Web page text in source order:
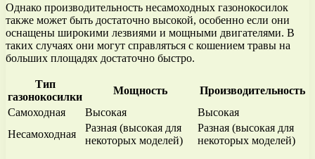
Однако производительность несамоходных газонокосилок
также может быть достаточно высокой, особенно если они
оснащены широкими лезвиями и мощными двигателями. В
таких случаях они могут справляться с кошением травы на
больших площадях достаточно быстро.
Тип
газонокосилки
Мощность
Производительность
Самоходная
Высокая
Высокая
Несамоходная
Разная (высокая для
некоторых моделей)
Разная (высокая для
некоторых моделей)